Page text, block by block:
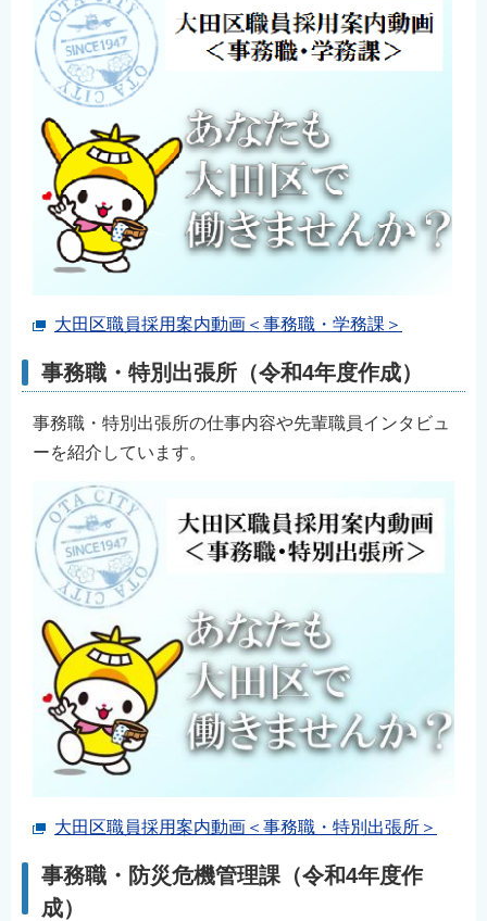
大田区職員採用案内動画＜事務職・学務課＞
事務職・特別出張所（令和4年度作成）
事務職・特別出張所の仕事内容や先輩職員インタビュ
ーを紹介しています。
大田区職員採用案内動画＜事務職・特別出張所＞
事務職・防災危機管理課（令和4年度作
成）